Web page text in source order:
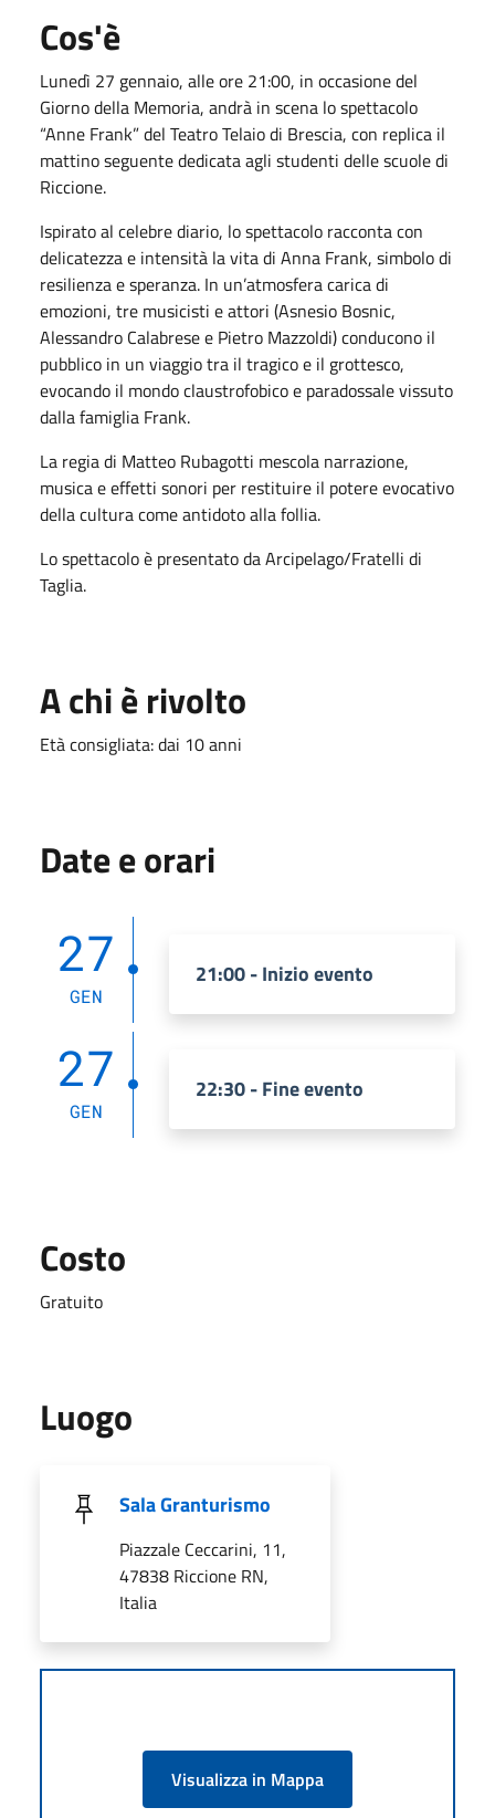
Cos'è
Lunedì 27 gennaio, alle ore 21:00, in occasione del
Giorno della Memoria, andrà in scena lo spettacolo
“Anne Frank” del Teatro Telaio di Brescia, con replica il
mattino seguente dedicata agli studenti delle scuole di
Riccione.
Ispirato al celebre diario, lo spettacolo racconta con
delicatezza e intensità la vita di Anna Frank, simbolo di
resilienza e speranza. In un’atmosfera carica di
emozioni, tre musicisti e attori (Asnesio Bosnic,
Alessandro Calabrese e Pietro Mazzoldi) conducono il
pubblico in un viaggio tra il tragico e il grottesco,
evocando il mondo claustrofobico e paradossale vissuto
dalla famiglia Frank.
La regia di Matteo Rubagotti mescola narrazione,
musica e effetti sonori per restituire il potere evocativo
della cultura come antidoto alla follia.
Lo spettacolo è presentato da Arcipelago/Fratelli di
Taglia.
A chi è rivolto
Età consigliata: dai 10 anni
Date e orari
27
GEN
21:00 - Inizio evento
27
GEN
22:30 - Fine evento
Costo
Gratuito
Luogo
Sala Granturismo
Piazzale Ceccarini, 11,
47838 Riccione RN,
Italia
Visualizza in Mappa